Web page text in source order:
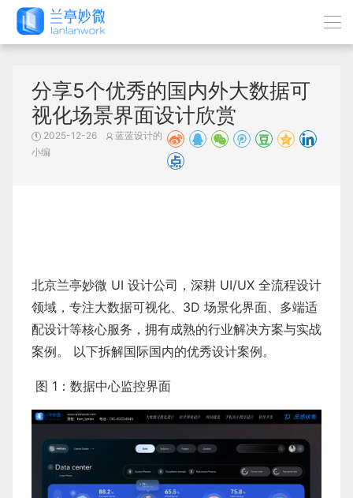
分享5个优秀的国内外大数据可
视化场景界面设计欣赏
2025-12-26
蓝蓝设计的
小编
北京兰亭妙微 UI 设计公司，深耕 UI/UX 全流程设计
领域，专注大数据可视化、3D 场景化界面、多端适
配设计等核心服务，拥有成熟的行业解决方案与实战
案例。 以下拆解国际国内的优秀设计案例。
图 1：数据中心监控界面